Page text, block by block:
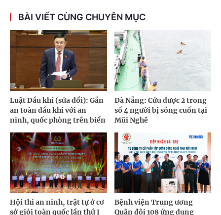
BÀI VIẾT CÙNG CHUYÊN MỤC
Luật Dầu khí (sửa đổi): Gắn
an toàn dầu khí với an
ninh, quốc phòng trên biển
Đà Nẵng: Cứu được 2 trong
số 4 người bị sóng cuốn tại
Mũi Nghê
Hội thi an ninh, trật tự ở cơ
sở giỏi toàn quốc lần thứ I
Bệnh viện Trung ương
Quân đội 108 ứng dụng